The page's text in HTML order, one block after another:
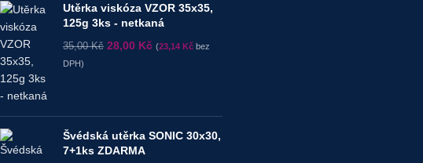
Utěrka viskóza VZOR 35x35,
125g 3ks - netkaná
35,00Kč 28,00 Kč (23,14 Kč bez
DPH)
Švédská utěrka SONIC 30x30,
7+1ks ZDARMA